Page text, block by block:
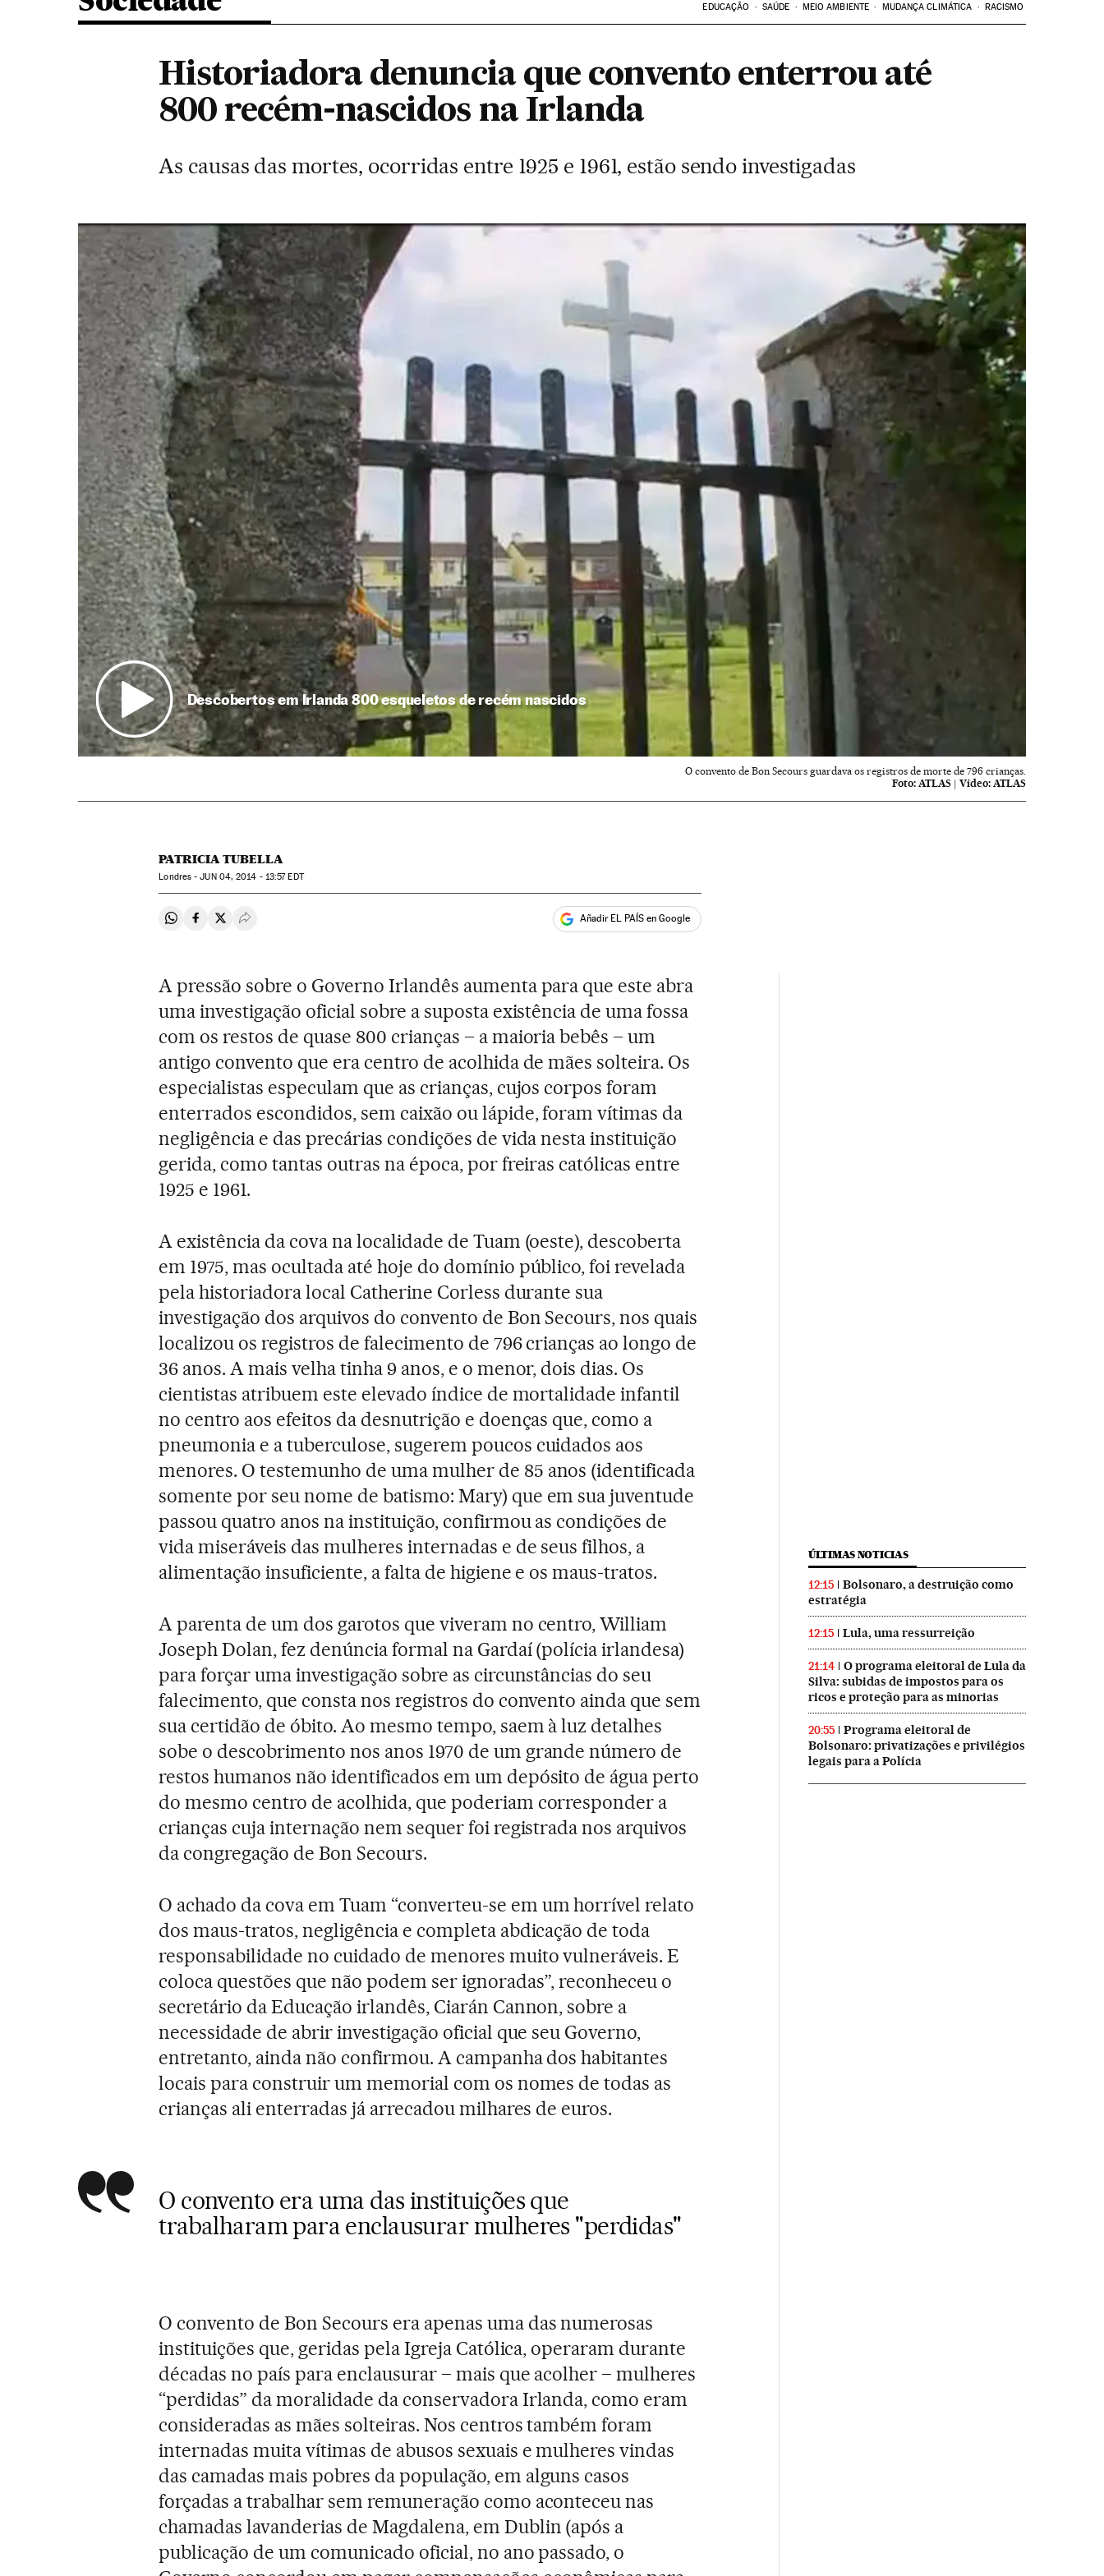
EDUCAÇÃO SAÚDE MEIO AMBIENTE MUDANÇA CLIMÁTICA RACISMO
Historiadora denuncia que convento enterrou até
800 recém-nascidos na Irlanda
As causas das mortes, ocorridas entre 1925 e 1961, estão sendo investigadas
Descobertos em Irlanda 800 esqueletos de recém nascidos
O convento de Bon Secours guardava os registros de morte de 796 crianças.
Foto: ATLAS |Vídeo: ATLAS
PATRICIA TUBELLA
Londres -JUN04, 2014 - 13:57EDT
Compartir en Whatsapp
Compartir en Facebook
Compartir en Twitter
Desplegar Redes Sociales Añadir EL PAÍS en Google
A pressão sobre o Governo Irlandês aumenta para que este abra
uma investigação oficial sobre a suposta existência de uma fossa
com os restos de quase 800 crianças – a maioria bebês – um
antigo convento que era centro de acolhida de mães solteira. Os
especialistas especulam que as crianças, cujos corpos foram
enterrados escondidos, sem caixão ou lápide, foram vítimas da
negligência e das precárias condições de vida nesta instituição
gerida, como tantas outras na época, por freiras católicas entre
1925 e 1961.
A existência da cova na localidade de Tuam (oeste), descoberta
em 1975, mas ocultada até hoje do domínio público, foi revelada
pela historiadora local Catherine Corless durante sua
investigação dos arquivos do convento de Bon Secours, nos quais
localizou os registros de falecimento de 796 crianças ao longo de
36 anos. A mais velha tinha 9 anos, e o menor, dois dias. Os
cientistas atribuem este elevado índice de mortalidade infantil
no centro aos efeitos da desnutrição e doenças que, como a
pneumonia e a tuberculose, sugerem poucos cuidados aos
menores. O testemunho de uma mulher de 85 anos (identificada
somente por seu nome de batismo: Mary) que em sua juventude
passou quatro anos na instituição, confirmou as condições de
vida miseráveis das mulheres internadas e de seus filhos, a
alimentação insuficiente, a falta de higiene e os maus-tratos.
A parenta de um dos garotos que viveram no centro, William
Joseph Dolan, fez denúncia formal na Gardaí (polícia irlandesa)
para forçar uma investigação sobre as circunstâncias do seu
falecimento, que consta nos registros do convento ainda que sem
sua certidão de óbito. Ao mesmo tempo, saem à luz detalhes
sobe o descobrimento nos anos 1970 de um grande número de
restos humanos não identificados em um depósito de água perto
do mesmo centro de acolhida, que poderiam corresponder a
crianças cuja internação nem sequer foi registrada nos arquivos
da congregação de Bon Secours.
O achado da cova em Tuam “converteu-se em um horrível relato
dos maus-tratos, negligência e completa abdicação de toda
responsabilidade no cuidado de menores muito vulneráveis. E
coloca questões que não podem ser ignoradas”, reconheceu o
secretário da Educação irlandês, Ciarán Cannon, sobre a
necessidade de abrir investigação oficial que seu Governo,
entretanto, ainda não confirmou. A campanha dos habitantes
locais para construir um memorial com os nomes de todas as
crianças ali enterradas já arrecadou milhares de euros.
O convento era uma das instituições que
trabalharam para enclausurar mulheres "perdidas"
O convento de Bon Secours era apenas uma das numerosas
instituições que, geridas pela Igreja Católica, operaram durante
décadas no país para enclausurar – mais que acolher – mulheres
“perdidas” da moralidade da conservadora Irlanda, como eram
consideradas as mães solteiras. Nos centros também foram
internadas muita vítimas de abusos sexuais e mulheres vindas
das camadas mais pobres da população, em alguns casos
forçadas a trabalhar sem remuneração como aconteceu nas
chamadas lavanderias de Magdalena, em Dublin (após a
publicação de um comunicado oficial, no ano passado, o
ÚLTIMAS NOTICIAS
12:15
Bolsonaro, a destruição como
estratégia
12:15 Lula, uma ressurreição
21:14
O programa eleitoral de Lula da
Silva: subidas de impostos para os
ricos e proteção para as minorias
20:55
Programa eleitoral de
Bolsonaro: privatizações e privilégios
legais para a Polícia